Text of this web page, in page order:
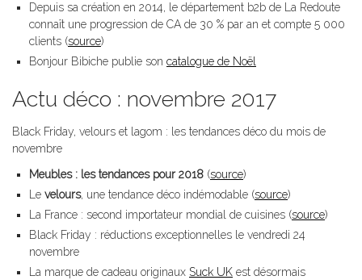
Depuis sa création en 2014, le département b2b de La Redoute
connaît une progression de CA de 30 % par an et compte 5 000
clients (source)
Bonjour Bibiche publie son catalogue de Noël
Actu déco : novembre 2017
Black Friday, velours et lagom : les tendances déco du mois de
novembre
Meubles : les tendances pour 2018 (source)
Le velours, une tendance déco indémodable (source)
La France : second importateur mondial de cuisines (source)
Black Friday : réductions exceptionnelles le vendredi 24
novembre
La marque de cadeau originaux Suck UK est désormais